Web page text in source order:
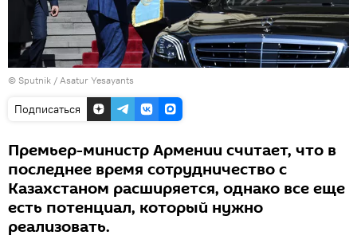
© Sputnik / Asatur Yesayants
Подписаться
Премьер-министр Армении считает, что в
последнее время сотрудничество с
Казахстаном расширяется, однако все еще
есть потенциал, который нужно
реализовать.